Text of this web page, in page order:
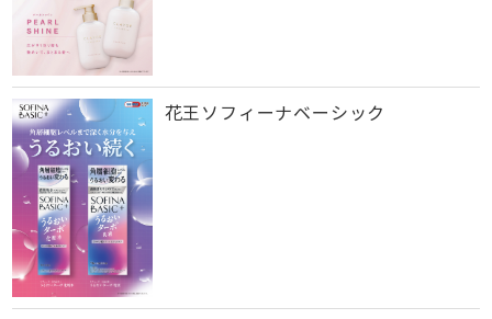
花王ソフィーナベーシック